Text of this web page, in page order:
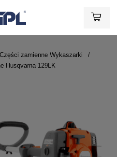
Części zamienne Wykaszarki
Husqvarna 129LK